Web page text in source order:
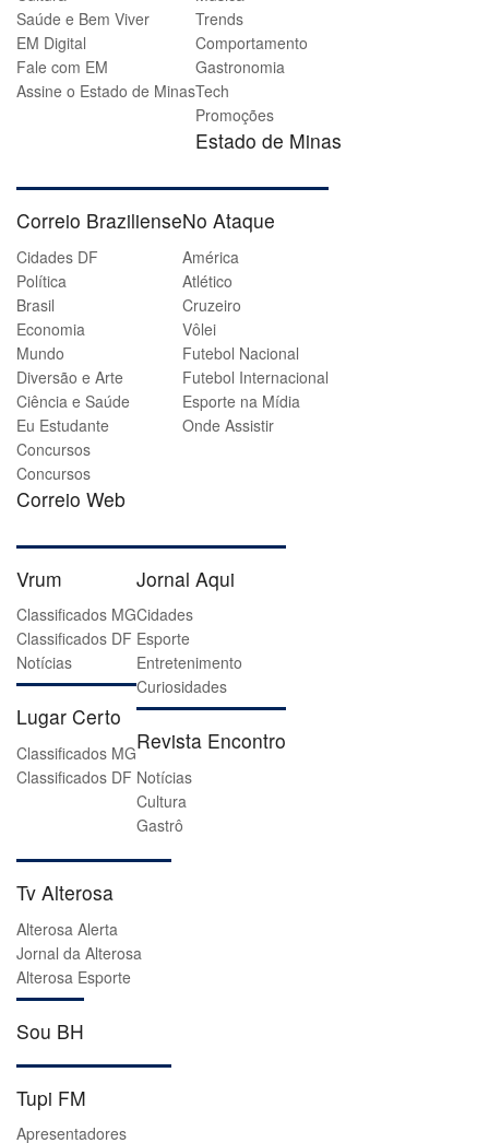
Saúde e Bem Viver
EM Digital
Fale com EM
Assine o Estado de Minas
Trends
Comportamento
Gastronomia
Tech
Promoções
Estado de Minas
Correio Braziliense
Cidades DF
Política
Brasil
Economia
Mundo
Diversão e Arte
Ciência e Saúde
Eu Estudante
Concursos
Concursos
Correio Web
No Ataque
América
Atlético
Cruzeiro
Vôlei
Futebol Nacional
Futebol Internacional
Esporte na Mídia
Onde Assistir
Vrum
Classificados MG
Classificados DF
Notícias
Lugar Certo
Classificados MG
Classificados DF
Jornal Aqui
Cidades
Esporte
Entretenimento
Curiosidades
Revista Encontro
Notícias
Cultura
Gastrô
Tv Alterosa
Alterosa Alerta
Jornal da Alterosa
Alterosa Esporte
Sou BH
Tupi FM
Apresentadores